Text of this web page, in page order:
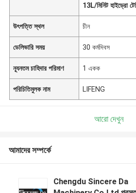
13L/মিনিট হাইড্রো
উৎপত্তি স্থল চীন
ডেলিভারি সময় 30 কর্মদিবস
ন্যূনতম চাহিদার পরিমাণ 1 একক
পরিচিতিমুলক নাম LIFENG
আরো দেখুন
আমাদের সম্পর্কে
Chengdu Sincere Da